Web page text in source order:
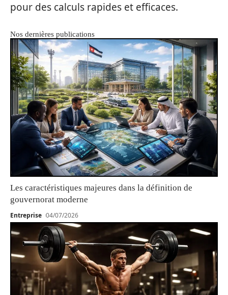
pour des calculs rapides et efficaces.
Nos dernières publications
Les caractéristiques majeures dans la définition de
gouvernorat moderne
Entreprise 04/07/2026